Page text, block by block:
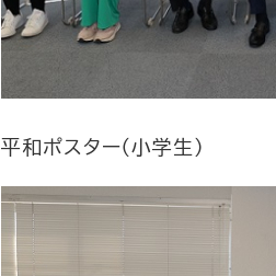
平和ポスター（小学生）